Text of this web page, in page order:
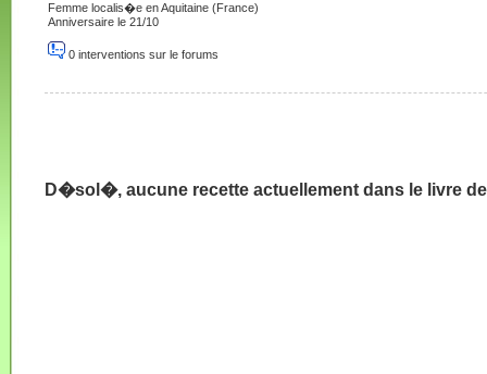
Femme localis�e en Aquitaine (France)
Anniversaire le 21/10
0 interventions sur le forums
D�sol�, aucune recette actuellement dans le livre